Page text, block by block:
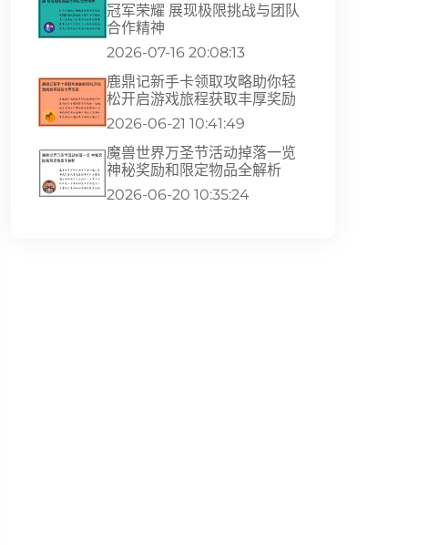
冠军荣耀 展现极限挑战与团队
合作精神
2026-07-16 20:08:13
鹿鼎记新手卡领取攻略助你轻
松开启游戏旅程获取丰厚奖励
2026-06-21 10:41:49
魔兽世界万圣节活动掉落一览
神秘奖励和限定物品全解析
2026-06-20 10:35:24